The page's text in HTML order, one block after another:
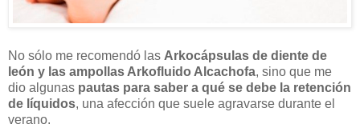
No sólo me recomendó las Arkocápsulas de diente de
león y las ampollas Arkofluido Alcachofa, sino que me
dio algunas pautas para saber a qué se debe la retención
de líquidos, una afección que suele agravarse durante el
verano.